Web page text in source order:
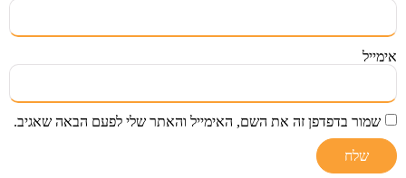
אימייל
שמור בדפדפן זה את השם, האימייל והאתר שלי לפעם הבאה שאגיב.